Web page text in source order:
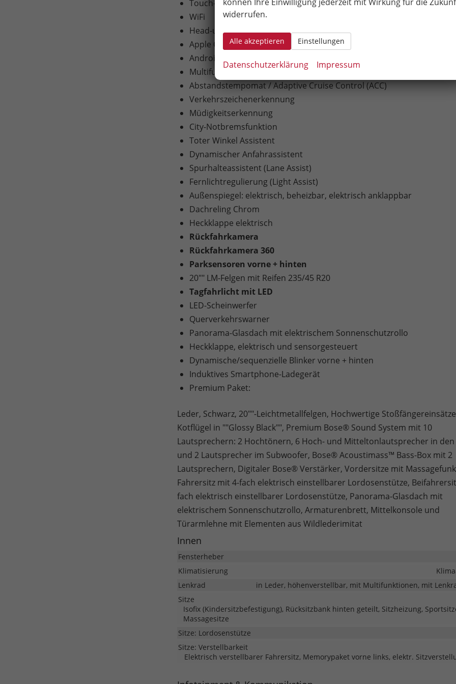
Touch-Bildschirm
WiFi
Head-up-Display
Apple CarPlay
Android Auto
Multifunktionslenkrad
Abstandstempomat / Adaptive Cruise Control (ACC)
Verkehrszeichenerkennung
Müdigkeitserkennung
City-Notbremsfunktion
Toter Winkel Assistent
Dynamischer Anfahrassistent
Spurhalteassistent (Lane Assist)
Fernlichtregulierung (Light Assist)
Außenspiegel: elektrisch, beheizbar, elektrisch anklappbar
Dachreling Chrom
Heckklappe elektrisch
Rückfahrkamera
Rückfahrkamera 360
Parksensoren vorne + hinten
20"" LM-Felgen mit Reifen 235/45 R20
Tagfahrlicht mit LED
LED-Scheinwerfer
Querverkehrswarner
Panorama-Glasdach mit elektrischem Sonnenschutzrollo
Heckklappe, elektrisch und sensorgesteuert
Dynamische/sequenzielle Blinker vorne + hinten
Induktives Smartphone-Ladegerät
Premium Paket:
Leder, Schwarz, 20""-Leichtmetallfelgen, Hochwertige
Kotflügel in ""Glossy Black"", Premium Bose® Sound System mit 10
Lautsprechern: 2 Hochtönern, 6 Hoch- und Mitteltonlautsprecher in
und 2 Lautsprecher im Subwoofer, Bose® Acoustimass™ Bass-Box mit 2
Lautsprechern, Digitaler Bose® Verstärker, Vordersitze mit
Fahrersitz mit 4-fach elektrisch einstellbarer Lordosenstütze,
fach elektrisch einstellbarer Lordosenstütze, Panorama-Glasdach mit
elektrischem Sonnenschutzrollo, Armaturenbrett, Mittelkonsole und
Türarmlehne mit Elementen aus Wildlederimitat
Innen
Fensterheber
Klimatisierung
Lenkrad
in Leder, höhenverstellbar, mit Multifunktionen, mit
Sitze
Isofix (Kindersitzbefestigung), Rücksitzbank hinten geteilt, Sitzheizung,
Massagesitze
Sitze: Lordosenstütze
Sitze: Verstellbarkeit
Elektrisch verstellbarer Fahrersitz, Memorypaket vorne links, elektr.
widerrufen.
Alle akzeptieren Einstellungen
Datenschutzerklärung Impressum